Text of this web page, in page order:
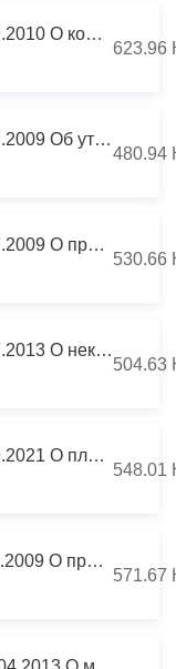
Указ Главы РСО-А 129 от 06.09.2010 О комиссиях по соблюдению требований к служебному поведению государственных гражданских служащих
623.96
Указ Главы РСО-А 178 от 09.07.2009 Об утверждении перечня должностей государственной гражданской службы РСО-Алания
480.94
Указ Главы РСО-А 179 от 09.07.2009 О представлении гражданами, претендующими на замещение должностей государственной гражданской службы
530.66
Указ Главы РСО-А 187 от 18.07.2013 О некоторых вопросах противодействия коррупции в РСО-Алания
504.63
Указ Главы РСО-А 253 от 15.09.2021 О плане противодействия коррупции в РСО-Алания на 2021-2024 гг
548.01
Указ Главы РСО-А 313 от 30.11.2009 О проверке достоверности и полноты сведений, представляемых гражданами, претендующими
571.67